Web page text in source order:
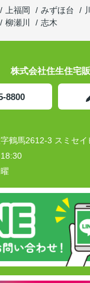
上福岡 みずほ台
柳瀬川 志木
株式会社住生住宅
8800
鶴馬2612-3 スミセイ